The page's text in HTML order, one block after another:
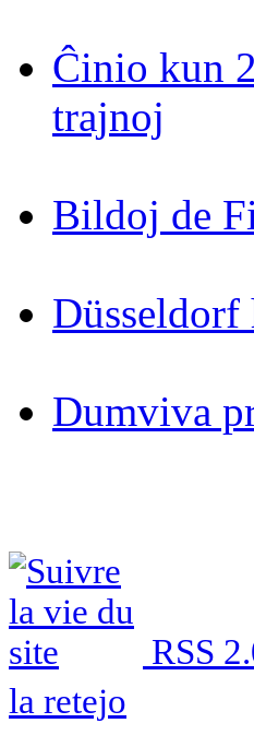
Ĉinio kun
trajnoj
Bildoj de
Düsseldorf
Dumviva
RSS
la retejo